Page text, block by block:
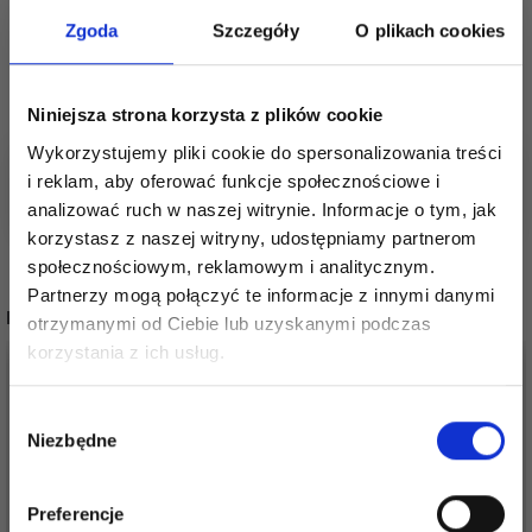
Zgoda Szczegóły O plikach cookies
Niniejsza strona korzysta z plików cookie
Wykorzystujemy pliki cookie do spersonalizowania treści
i reklam, aby oferować funkcje społecznościowe i
analizować ruch w naszej witrynie. Informacje o tym, jak
korzystasz z naszej witryny, udostępniamy partnerom
społecznościowym, reklamowym i analitycznym.
Partnerzy mogą połączyć te informacje z innymi danymi
otrzymanymi od Ciebie lub uzyskanymi podczas
korzystania z ich usług.
zgody
Niezbędne
Preferencje
Zobacz wszystkie druty i szydełka tutaj
Zobacz wszystkie druty z żyłką tutaj
tutaj
Zobacz wszystkie wzory na druty tutaj
POPULARNE ALTERNATYWY
Oszczędź nawet do 50%
miłośników włóczek i uzyskaj wyłączny
dostęp do inspirujących wzorów na druty i